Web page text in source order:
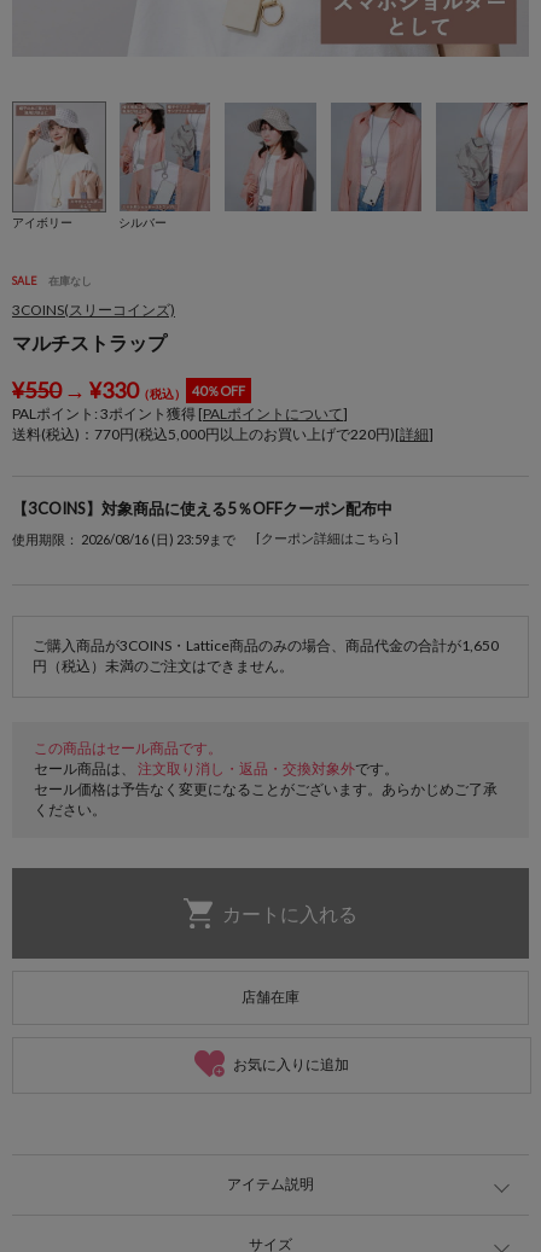
アイボリー シルバー
SALE 在庫なし
3COINS(スリーコインズ)
マルチストラップ
¥550→ ¥330（税込） 40％OFF
PALポイント: 3ポイント獲得 [PALポイントについて]
送料(税込)：770円(税込5,000円以上のお買い上げで220円)[詳細]
【3COINS】対象商品に使える5％OFFクーポン配布中
使用期限： 2026/08/16 (日) 23:59まで [クーポン詳細はこちら]
ご購入商品が3COINS・Lattice商品のみの場合、商品代金の合計が1,650
円（税込）未満のご注文はできません。
この商品はセール商品です。
セール商品は、 注文取り消し・返品・交換対象外です。
セール価格は予告なく変更になることがございます。あらかじめご了承
ください。
店舗在庫
お気に入りに追加
アイテム説明
サイズ